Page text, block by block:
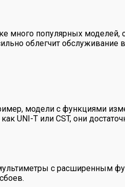
много популярных моделей,
облегчит обслуживание
модели с функциями
UNI-T или CST, они
с расширенным